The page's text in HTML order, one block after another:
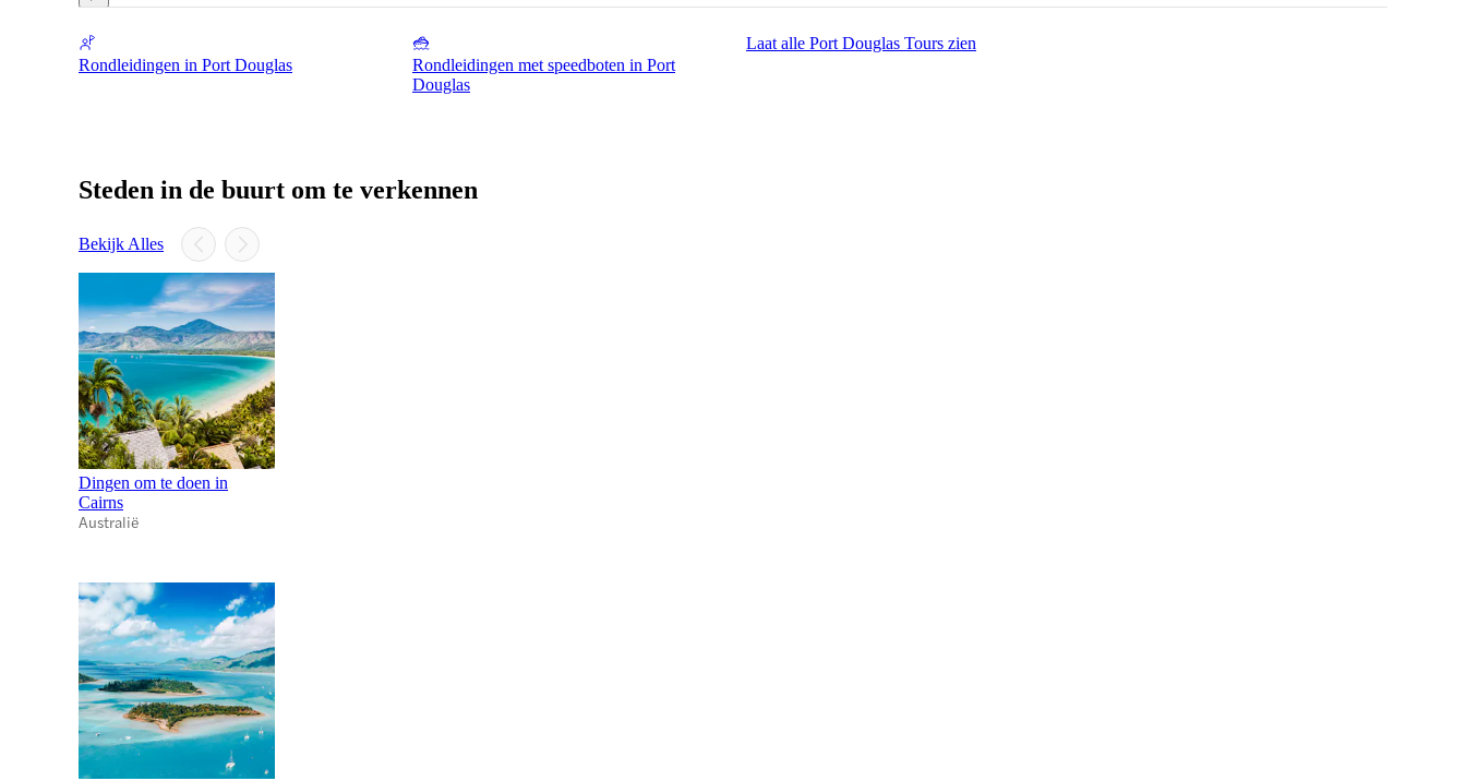
Rondleidingen in Port Douglas
Rondleidingen met speedboten in Port
Douglas
Laat alle Port Douglas Tours zien
Steden in de buurt om te verkennen
Bekijk Alles
Dingen om te doen in
Cairns
Australië